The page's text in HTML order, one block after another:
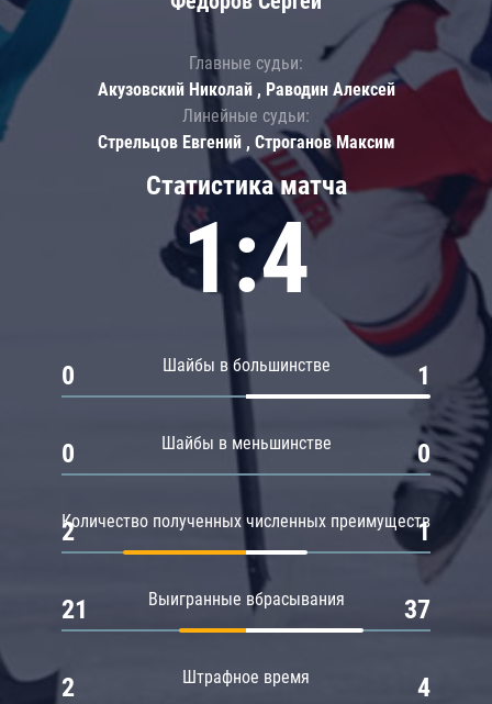
Статистика матча
1:4
Шайбы в большинстве
0 1
Шайбы в меньшинстве
0 0
Количество полученных численных преимуществ
2 1
Выигранные вбрасывания
21 37
Штрафное время
2 4
Главные судьи:
Акузовский Николай , Раводин Алексей
Линейные судьи:
Стрельцов Евгений , Строганов Максим